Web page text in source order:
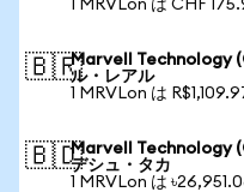
1 MRVLon は CHF
🇧🇷Marvell Technology
ル・レアル
1 MRVLon は
🇧🇩Marvell Technology
デシュ・タカ
1 MRVLon は